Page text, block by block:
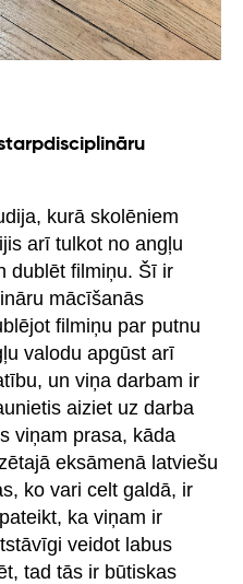
kurā skolēniem
arī tulkot no angļu
dublēt filmiņu. Šī ir
mācīšanās
filmiņu par putnu
valodu apgūst arī
un viņa darbam ir
aiziet uz darba
viņam prasa, kāda
eksāmenā latviešu
ko vari celt galdā, ir
ka viņam ir
veidot labus
tad tās ir būtiskas